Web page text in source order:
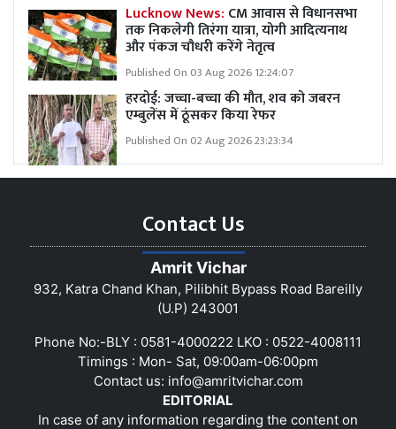
Lucknow News: CM आवास से विधानसभा
तक निकलेगी तिरंगा यात्रा, योगी आदित्यनाथ
और पंकज चौधरी करेंगे नेतृत्व
Published On 03 Aug 2026 12:24:07
हरदोई: जच्चा-बच्चा की मौत, शव को जबरन
एम्बुलेंस में ठूंसकर किया रेफर
Published On 02 Aug 2026 23:23:34
Contact Us
Amrit Vichar
932, Katra Chand Khan, Pilibhit Bypass Road Bareilly
(U.P) 243001
Phone No:-BLY : 0581-4000222 LKO : 0522-4008111
Timings : Mon- Sat, 09:00am-06:00pm
Contact us: info@amritvichar.com
EDITORIAL
In case of any information regarding the content on